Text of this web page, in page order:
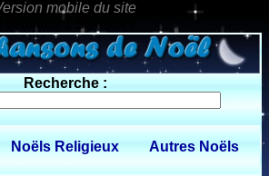
0 $limitbot 1 $limittot 2
Recherche :
Noëls Religieux Autres Noëls